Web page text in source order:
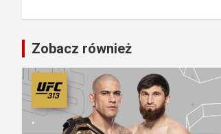
Zobacz również